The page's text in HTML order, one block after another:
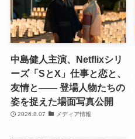
中島健人主演、Netflixシリ
ーズ「SとX」仕事と恋と、
友情と―― 登場人物たちの
姿を捉えた場面写真公開
2026.8.07 メディア情報